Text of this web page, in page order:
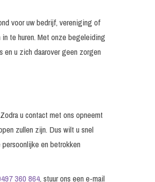
voor uw bedrijf, vereniging of
te huren. Met onze begeleiding
en u zich daarover geen zorgen
u contact met ons opneemt
zullen zijn. Dus wilt u snel
en betrokken
360 864, stuur ons een e-mail